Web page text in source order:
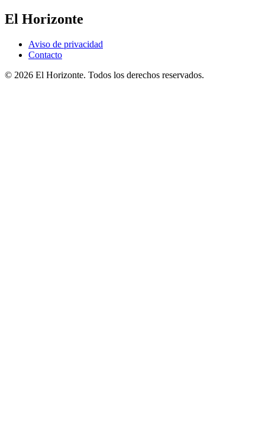
El Horizonte
Aviso de privacidad
Contacto
© 2026 El Horizonte. Todos los derechos reservados.